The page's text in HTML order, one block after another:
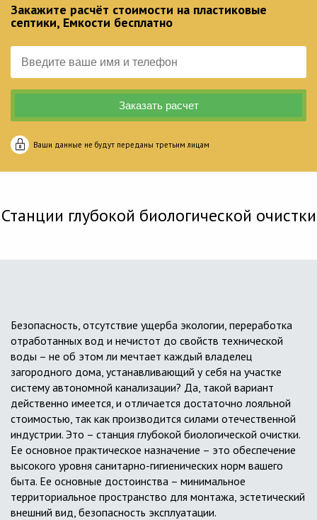
Закажите расчёт стоимости на пластиковые
септики, Емкости бесплатно
Ваши данные не будут переданы третьим лицам
Станции глубокой биологической очистки
Безопасность, отсутствие ущерба экологии, переработка
отработанных вод и нечистот до свойств технической
воды – не об этом ли мечтает каждый владелец
загородного дома, устанавливающий у себя на участке
систему автономной канализации? Да, такой вариант
действенно имеется, и отличается достаточно лояльной
стоимостью, так как производится силами отечественной
индустрии. Это – станция глубокой биологической очистки.
Ее основное практическое назначение – это обеспечение
высокого уровня санитарно-гигиенических норм вашего
быта. Ее основные достоинства – минимальное
территориальное пространство для монтажа, эстетический
внешний вид, безопасность эксплуатации.